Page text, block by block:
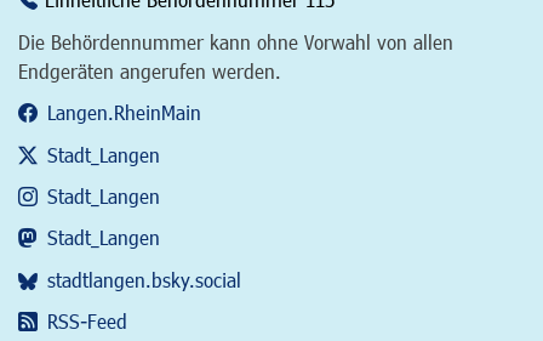
Die Behördennummer kann ohne Vorwahl von allen
Endgeräten angerufen werden.
Langen.RheinMain
Stadt_Langen
Stadt_Langen
Stadt_Langen
stadtlangen.bsky.social
RSS-Feed